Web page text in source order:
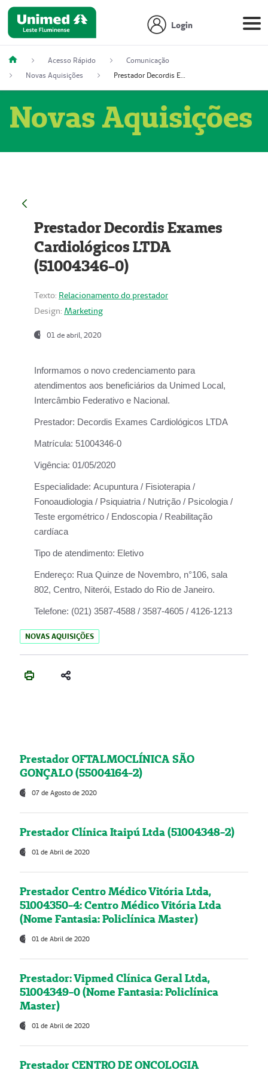
Login
Acesso Rápido
Comunicação
Novas Aquisições
Prestador Decordis Exames Cardiológicos LTDA (51004346-0)
Novas Aquisições
Prestador Decordis Exames
Cardiológicos LTDA
(51004346-0)
Texto: Relacionamento do prestador
Design: Marketing
01 de abril, 2020
Informamos o novo credenciamento para
atendimentos aos beneficiários da Unimed Local,
Intercâmbio Federativo e Nacional.
Prestador: Decordis Exames Cardiológicos LTDA
Matrícula: 51004346-0
Vigência: 01/05/2020
Especialidade: Acupuntura / Fisioterapia /
Fonoaudiologia / Psiquiatria / Nutrição / Psicologia /
Teste ergométrico / Endoscopia / Reabilitação
cardíaca
Tipo de atendimento: Eletivo
Endereço: Rua Quinze de Novembro, n°106, sala
802, Centro, Niterói, Estado do Rio de Janeiro.
Telefone: (021) 3587-4588 / 3587-4605 / 4126-1213
NOVAS AQUISIÇÕES
Prestador OFTALMOCLÍNICA SÃO
GONÇALO (55004164-2)
07 de Agosto de 2020
Prestador Clínica Itaipú Ltda (51004348-2)
01 de Abril de 2020
Prestador Centro Médico Vitória Ltda,
51004350-4: Centro Médico Vitória Ltda
(Nome Fantasia: Policlínica Master)
01 de Abril de 2020
Prestador: Vipmed Clínica Geral Ltda,
51004349-0 (Nome Fantasia: Policlínica
Master)
01 de Abril de 2020
Prestador CENTRO DE ONCOLOGIA